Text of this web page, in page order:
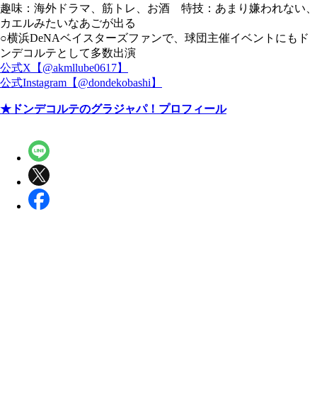
趣味：海外ドラマ、筋トレ、お酒 特技：あまり嫌われない、
カエルみたいなあごが出る
○横浜DeNAベイスターズファンで、球団主催イベントにもド
ンデコルテとして多数出演
公式X【@akmllube0617】
公式Instagram【@dondekobashi】
★ドンデコルテのグラジャパ！プロフィール